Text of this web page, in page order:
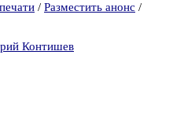
/ Разместить анонс /
Контишев